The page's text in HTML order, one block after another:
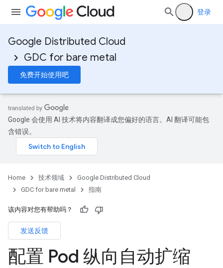
登录
Google Distributed Cloud
GDC for bare metal
免费开始使用吧
Google 会使用 AI 技术将内容翻译成您偏好的语言。AI 翻译可能包
含错误。
Home 技术领域
Google Distributed Cloud
GDC for bare metal
指南
该内容对您有帮助吗？
发送反馈
配置 Pod 纵向自动扩缩